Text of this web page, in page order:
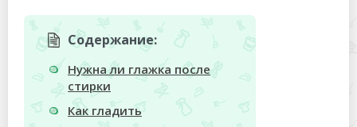
Содержание:
Нужна ли глажка после
стирки
Как гладить